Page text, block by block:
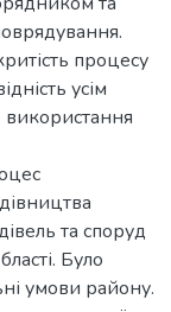
процесу
усім
використання
та споруд
Було
умови району.